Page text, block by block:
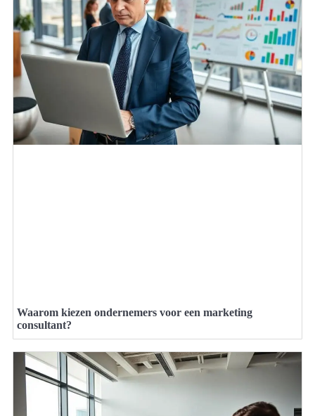
Waarom kiezen ondernemers voor een marketing
consultant?